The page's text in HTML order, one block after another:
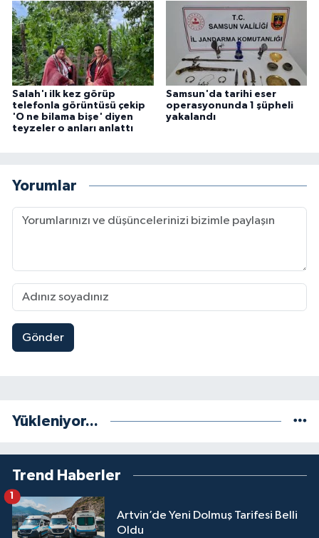
Salah'ı ilk kez görüp
telefonla görüntüsü çekip
'O ne bilama bişe' diyen
teyzeler o anları anlattı
Samsun'da tarihi eser
operasyonunda 1 şüpheli
yakalandı
Yorumlar
Gönder
Yükleniyor...
Trend Haberler
Artvin’de Yeni Dolmuş Tarifesi Belli
Oldu